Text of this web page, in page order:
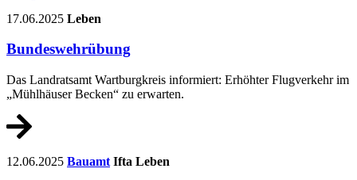
17.06.2025 Leben
Bundeswehrübung
Das Landratsamt Wartburgkreis informiert: Erhöhter Flugverkehr im
„Mühlhäuser Becken“ zu erwarten.
12.06.2025 Bauamt Ifta Leben